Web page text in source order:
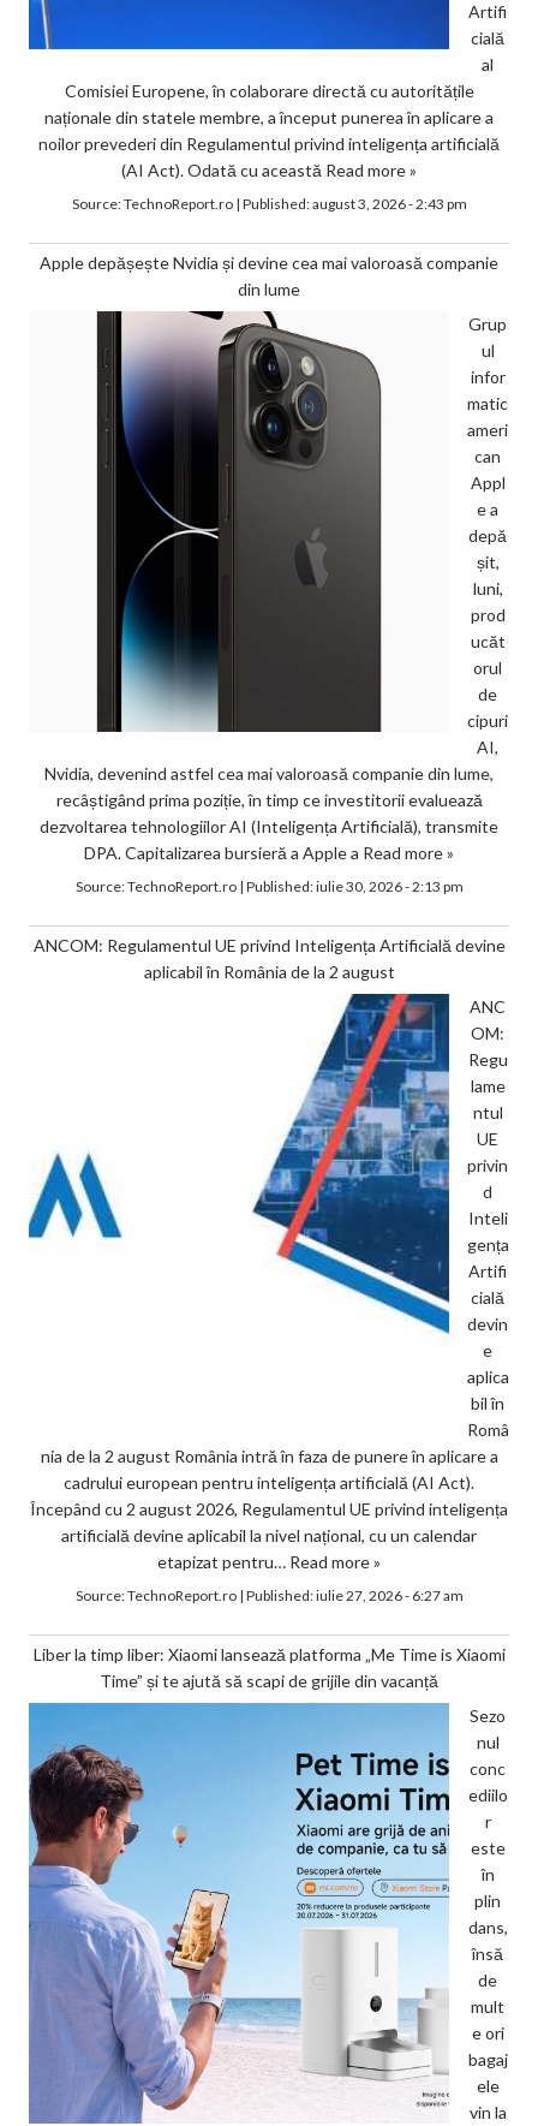
Artifi
cială
al
Comisiei Europene, în colaborare directă cu autoritățile
naționale din statele membre, a început punerea în aplicare a
noilor prevederi din Regulamentul privind inteligența artificială
(AI Act). Odată cu această Read more »
Source:TechnoReport.ro| Published:august 3, 2026 - 2:43 pm
Apple depășește Nvidia și devine cea mai valoroasă companie
din lume
Grup
ul
infor
matic
ameri
can
Appl
e a
depă
șit,
luni,
prod
ucăt
orul
de
cipuri
AI,
Nvidia, devenind astfel cea mai valoroasă companie din lume,
recâștigând prima poziție, în timp ce investitorii evaluează
dezvoltarea tehnologiilor AI (Inteligența Artificială), transmite
DPA. Capitalizarea bursieră a Apple a Read more »
Source:TechnoReport.ro| Published:iulie 30, 2026 - 2:13 pm
ANCOM: Regulamentul UE privind Inteligența Artificială devine
aplicabil în România de la 2 august
ANC
OM:
Regu
lame
ntul
UE
privin
d
Inteli
gența
Artifi
cială
devin
e
aplica
bil în
Româ
nia de la 2 august România intră în faza de punere în aplicare a
cadrului european pentru inteligența artificială (AI Act).
Începând cu 2 august 2026, Regulamentul UE privind inteligența
artificială devine aplicabil la nivel național, cu un calendar
etapizat pentru… Read more »
Source:TechnoReport.ro| Published:iulie 27, 2026 - 6:27 am
Liber la timp liber: Xiaomi lansează platforma „Me Time is Xiaomi
Time” și te ajută să scapi de grijile din vacanță
Sezo
nul
conc
ediilo
r
este
în
plin
dans,
însă
de
mult
e ori
bagaj
ele
vin la